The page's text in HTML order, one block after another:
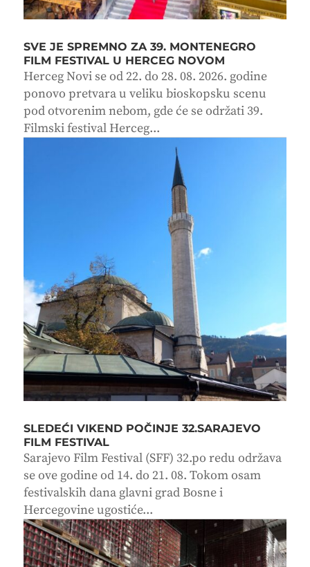
SVE JE SPREMNO ZA 39. MONTENEGRO
FILM FESTIVAL U HERCEG NOVOM
Herceg Novi se od 22. do 28. 08. 2026. godine
ponovo pretvara u veliku bioskopsku scenu
pod otvorenim nebom, gde će se održati 39.
Filmski festival Herceg...
SLEDEĆI VIKEND POČINJE 32.SARAJEVO
FILM FESTIVAL
Sarajevo Film Festival (SFF) 32.po redu održava
se ove godine od 14. do 21. 08. Tokom osam
festivalskih dana glavni grad Bosne i
Hercegovine ugostiće...